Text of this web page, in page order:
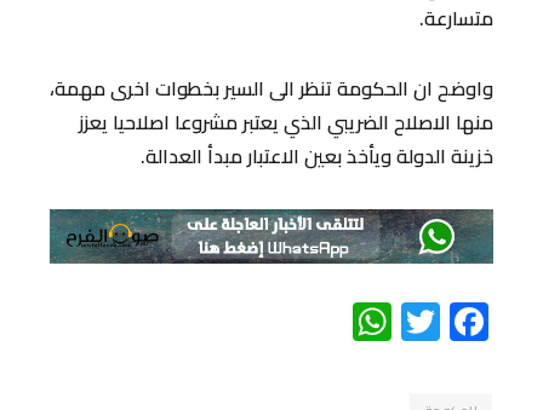
متسارعة.
واوضح ان الحكومة تنظر الى السير بخطوات اخرى مهمة،
منها الاصلاح الضريبي الذي يعتبر مشروعا اصلاحيا يعزز
خزينة الدولة ويأخذ بعين الاعتبار مبدأ العدالة.
Facebook
Twitter
WhatsApp